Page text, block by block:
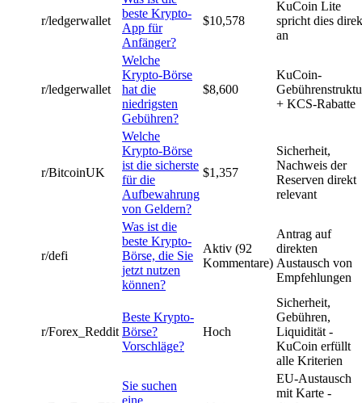
r/ledgerwallet
beste Krypto-
App für
Anfänger?
$10,578
KuCoin Lite
spricht dies
an
r/ledgerwallet
Welche
Krypto-Börse
hat die
niedrigsten
Gebühren?
$8,600
KuCoin-
+ KCS-Rabatte
r/BitcoinUK
Welche
Krypto-Börse
ist die sicherste
für die
Aufbewahrung
von Geldern?
$1,357
Sicherheit,
Nachweis der
Reserven direkt
relevant
r/defi
Was ist die
beste Krypto-
Börse, die Sie
jetzt nutzen
können?
Aktiv (92
Kommentare)
Antrag auf
direkten
Austausch von
Empfehlungen
r/Forex_Reddit
Beste Krypto-
Börse?
Vorschläge?
Hoch
Sicherheit,
Gebühren,
Liquidität -
KuCoin erfüllt
alle Kriterien
Sie suchen
EU-Austausch
mit Karte -